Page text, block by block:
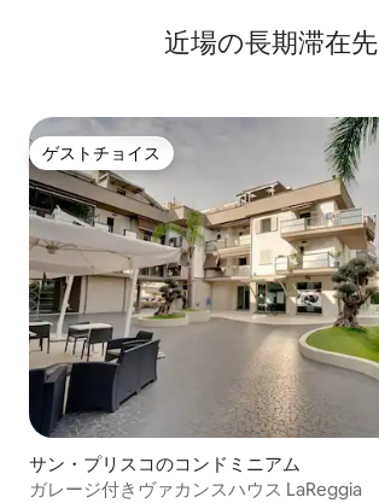
近場の長期滞在先
ゲストチョイス
ゲストチョイス
サン・プリスコのコンドミニアム
ガレージ付きヴァカンスハウス LaReggia